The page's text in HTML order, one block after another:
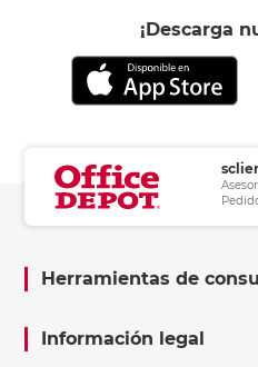
¡Descarga
Herramientas de
Información legal